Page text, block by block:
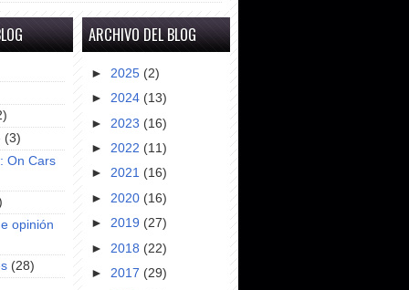
(3)
On Cars
opinión
(28)
ARCHIVO DEL BLOG
► 2025 (2)
► 2024 (13)
► 2023 (16)
► 2022 (11)
► 2021 (16)
► 2020 (16)
► 2019 (27)
► 2018 (22)
► 2017 (29)